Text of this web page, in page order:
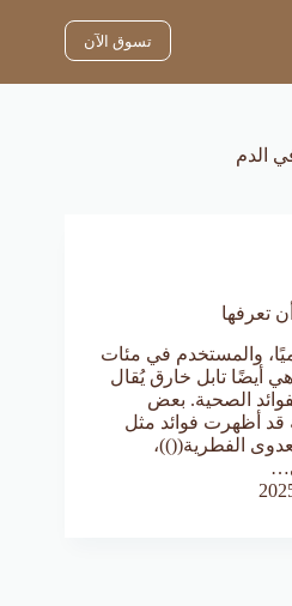
تسوق الآن
الدم
والمستخدم في مئات
أيضًا تابل خارق يُقال
الصحية. بعض
قد أظهرت فوائد مثل
الفطرية(())،